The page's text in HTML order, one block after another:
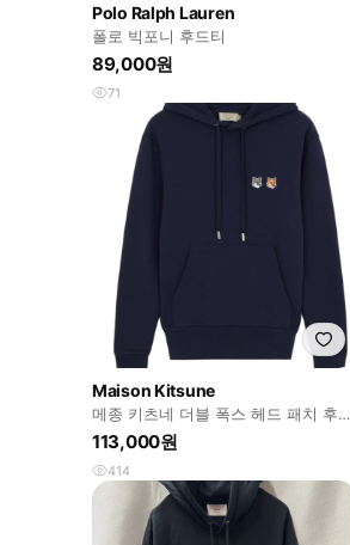
Polo Ralph Lauren
폴로 빅포니 후드티
89,000원
71
Maison Kitsune
메종 키츠네 더블 폭스 헤드 패치 후드
네이비
113,000원
414